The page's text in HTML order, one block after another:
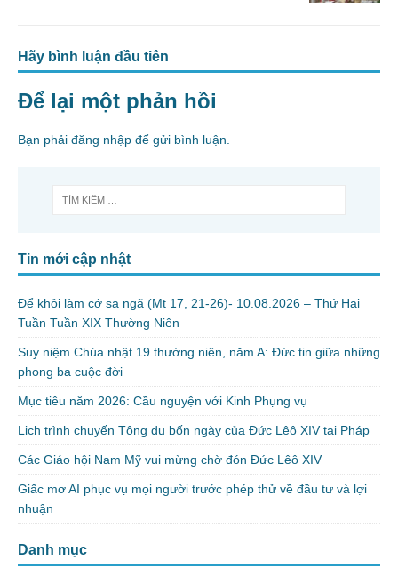
Hãy bình luận đầu tiên
Để lại một phản hồi
Bạn phải đăng nhập để gửi bình luận.
Tin mới cập nhật
Để khỏi làm cớ sa ngã (Mt 17, 21-26)- 10.08.2026 – Thứ Hai
Tuần Tuần XIX Thường Niên
Suy niệm Chúa nhật 19 thường niên, năm A: Đức tin giữa những
phong ba cuộc đời
Mục tiêu năm 2026: Cầu nguyện với Kinh Phụng vụ
Lịch trình chuyến Tông du bốn ngày của Đức Lêô XIV tại Pháp
Các Giáo hội Nam Mỹ vui mừng chờ đón Đức Lêô XIV
Giấc mơ AI phục vụ mọi người trước phép thử về đầu tư và lợi
nhuận
Danh mục